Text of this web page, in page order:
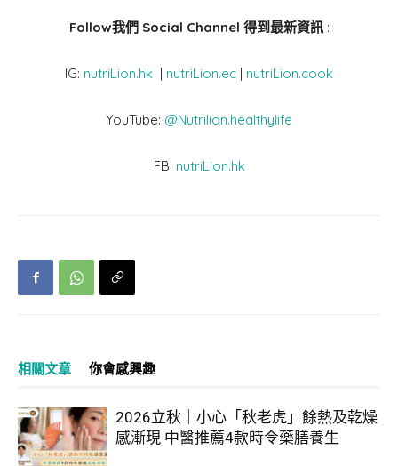
Follow我們 Social Channel 得到最新資訊:
IG: nutriLion.hk | nutriLion.ec | nutriLion.cook
YouTube: @Nutrilion.healthylife
FB: nutriLion.hk
相關文章 你會感興趣
2026立秋｜小心「秋老虎」餘熱及乾燥
感漸現 中醫推薦4款時令藥膳養生